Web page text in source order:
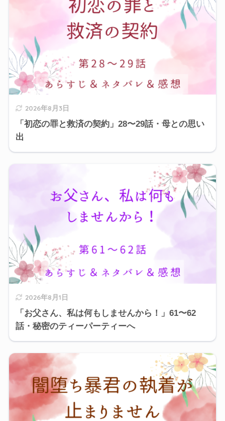
2026年8月3日
「初恋の罪と救済の契約」28〜29話・母との思い
出
2026年8月1日
「お父さん、私は何もしませんから！」61〜62
話・秘密のティーパーティーへ